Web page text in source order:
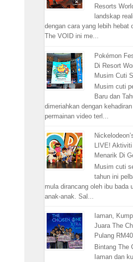
Resorts
landskap
dengan cara yang lebih hebat
The VOID ini me...
Pokémon
Di Resort
Musim Cuti
Musim cuti
Baru dan
dimeriahkan dengan
permainan video terl...
LIVE!
Menarik Di
Musim cuti
tahun ini
mula dirancang oleh ibu bada
anak-anak. Sal...
Iaman,
Juara The
Pulang
Bintang The
Iaman dan